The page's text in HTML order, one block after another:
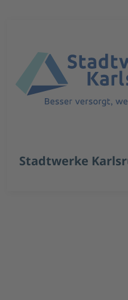
Stadtwerke